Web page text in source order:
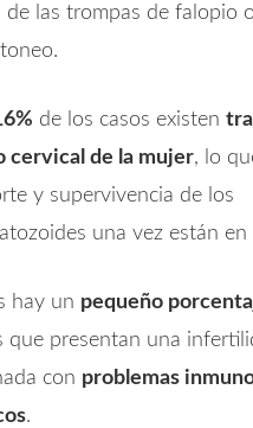
de las trompas de falopio o
de los casos existen
cervical de la mujer, lo
y supervivencia de los
una vez están en
hay un pequeño
que presentan una
con problemas
.